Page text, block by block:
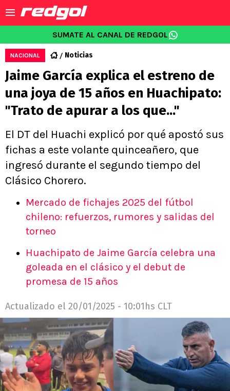
SUMATE AL CANAL DE REDGOL
NACIONAL Noticias
Jaime García explica el estreno de
una joya de 15 años en Huachipato:
"Trato de apurar a los que..."
El DT del Huachi explicó por qué apostó sus
fichas a este volante quinceañero, que
ingresó durante el segundo tiempo del
Clásico Chorero.
Mercado de fichajes 2025 del fútbol
chileno: refuerzos, rumores y salidas del
torneo
Huachipato de Jaime García celebra una
goleada en el clásico y el debut de
promesa de 15 años
Actualizado el 20/01/2025 - 10:01hs CLT